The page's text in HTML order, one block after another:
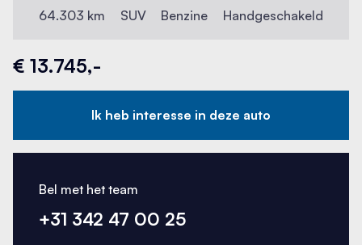
64.303 km SUV Benzine Handgeschakeld
€ 13.745,-
Ik heb interesse in deze auto
Bel met het team
+31 342 47 00 25